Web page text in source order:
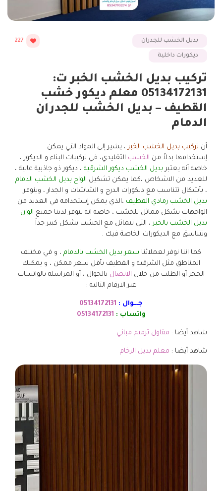
بديل الخشب للجدران
ديكورات داخلية
227
تركيب بديل الخشب الخبر ت:
05134172131 معلم ديكور خشب
القطيف – بديل الخشب للجدران
الدمام
أن تركيب بديل الخشب الخبر، يشير إلى المواد التي يمكن
إستخدامها بدلاً من الخشب التقليدي، في تركيبات البناء و الديكور ،
خاصة أنه يعتبر بديل الخشب ديكور الشرقية ، ديكور ذو جاذبية عالية ،
للعديد من الاشخاص ،كما يمكن تشكيل الواح بديل الخشب الدمام
، بأشكال تتناسب مع ديكورات الدرج و الشاشات و الجدار ، وينوفر
بديل الخشب رمادي القطيف ،الذي يمكن إستخدامه في العديد من
الواجهات بشكل مماثل للخشب ، خاصة انه يتوفر لدينا جميع الوان
بديل الخشب بالخبر، التي تتماثل مع الخشب بشكل كبير جداُ
وتتناسق مع الديكورات الخاصة فيك .
كما اننا نوفر لعملائنا سعر بديل الخشب بالدمام ، و في مختلف
المناطق مثل الشرقية و القطيف بأقل سعر ممكن ، و يمكنك
الحجز أو الطلب من خلال الاتصال بالجوال ، أو المراسله بالواتساب
عبر الارقام التالية :
جـــوال : 05134172131
واتساب : 05134172131
شاهد أيضا : مقاول ترميم مباني
شاهد أيضا : معلم بديل الرخام